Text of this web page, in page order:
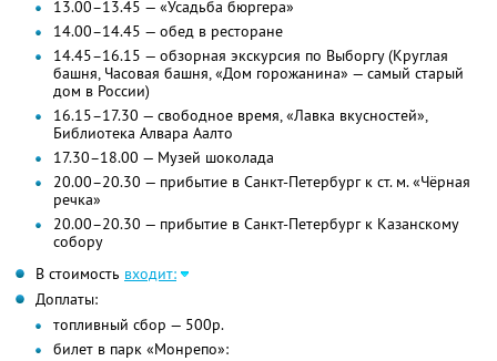
13.00–13.45 — «Усадьба бюргера»
14.00–14.45 — обед в ресторане
14.45–16.15 — обзорная экскурсия по Выборгу (Круглая
башня, Часовая башня, «Дом горожанина» — самый старый
дом в России)
16.15–17.30 — свободное время, «Лавка вкусностей»,
Библиотека Алвара Аалто
17.30–18.00 — Музей шоколада
20.00–20.30 — прибытие в Санкт-Петербург к ст. м. «Чёрная
речка»
20.00–20.30 — прибытие в Санкт-Петербург к Казанскому
собору
В стоимость входит:
Доплаты:
топливный сбор — 500р.
билет в парк «Монрепо»: